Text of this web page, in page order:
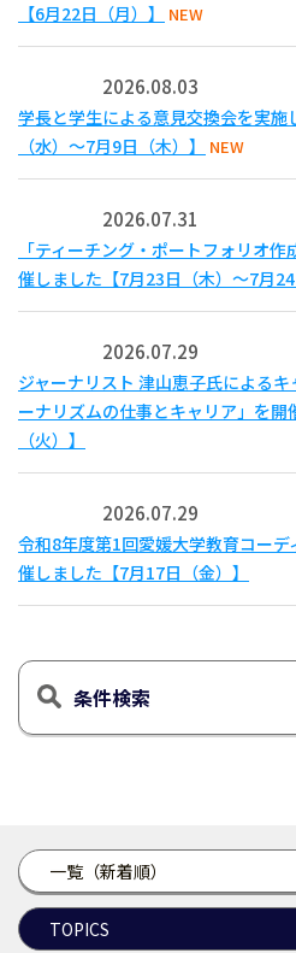
一覧（新着順）
TOPICS
【6月22日（月）】
NEW
2026.08.03
学長と学生による意見交換会を実施
（水）～7月9日（木）】
NEW
2026.07.31
「ティーチング・ポートフォリオ
催しました【7月23日（木）～7月24
2026.07.29
ジャーナリスト 津山恵子氏による
ーナリズムの仕事とキャリア」を開
（火）】
2026.07.29
令和8年度第1回愛媛大学教育コー
催しました【7月17日（金）】
条件検索